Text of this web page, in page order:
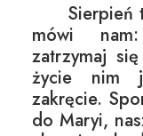
Sierpień
mówi
zatrzymaj
życie nim
zakręcie.
do Maryi,